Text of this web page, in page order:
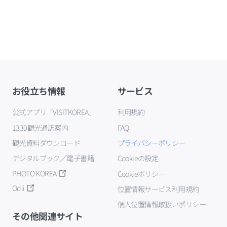
お役立ち情報
公式アプリ「VISITKOREA」
1330観光通訳案内
観光資料ダウンロード
デジタルブック／電子書籍
PHOTO KOREA
Odii
サービス
利用規約
FAQ
プライバシーポリシー
Cookieの設定
Cookieポリシー
位置情報サービス利用規約
個人位置情報取扱いポリシー
その他関連サイト